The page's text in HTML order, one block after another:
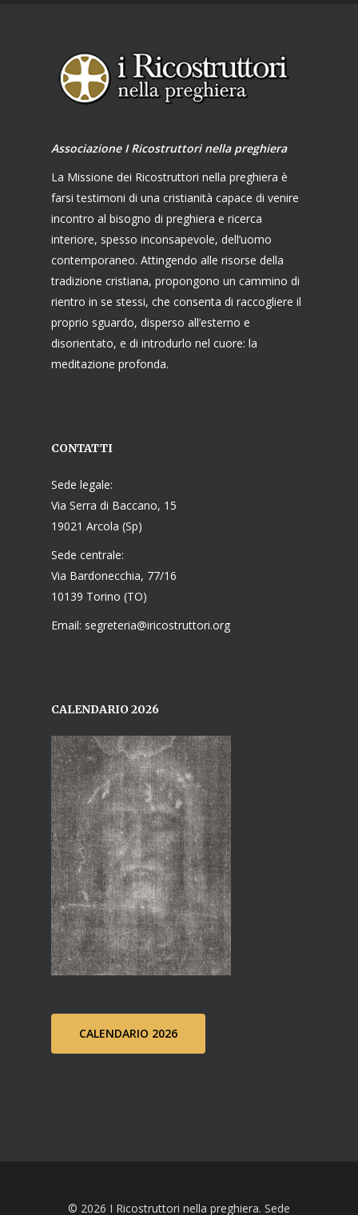
Associazione I Ricostruttori nella preghiera
La Missione dei Ricostruttori nella preghiera è
farsi testimoni di una cristianità capace di venire
incontro al bisogno di preghiera e ricerca
interiore, spesso inconsapevole, dell’uomo
contemporaneo. Attingendo alle risorse della
tradizione cristiana, propongono un cammino di
rientro in se stessi, che consenta di raccogliere il
proprio sguardo, disperso all’esterno e
disorientato, e di introdurlo nel cuore: la
meditazione profonda.
CONTATTI
Sede legale:
Via Serra di Baccano, 15
19021 Arcola (Sp)
Sede centrale:
Via Bardonecchia, 77/16
10139 Torino (TO)
Email: segreteria@iricostruttori.org
CALENDARIO 2026
CALENDARIO 2026
© 2026 I Ricostruttori nella preghiera. Sede